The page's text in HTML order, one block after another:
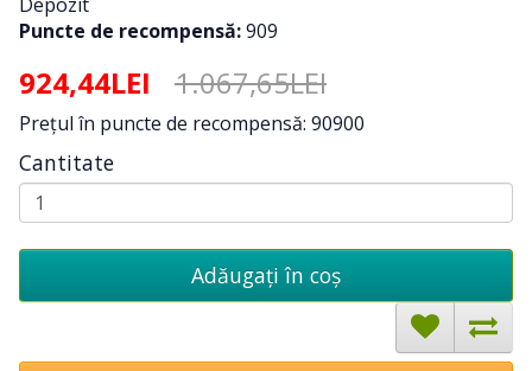
Puncte de recompensă:909
924,44LEI 1.067,65LEI
Preţul în puncte de recompensă: 90900
Cantitate
Adăugați în coş